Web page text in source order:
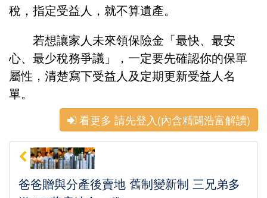
稅，指定受益人，就不算遺產。
若想讓家人未來領保險金「最快、最安
心、最少稅務爭議」，一定要先確認你的保單
屬性，清楚寫下受益人及定期更新受益人名
單。
看更多 請先登入(內含精闢浩富解讀)
爸爸贈與分產後賣地 舊制變新制 三兄弟多